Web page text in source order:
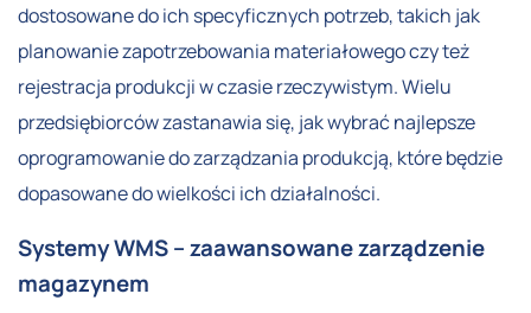
dostosowane do ich specyficznych potrzeb, takich jak
planowanie zapotrzebowania materiałowego czy też
rejestracja produkcji w czasie rzeczywistym. Wielu
przedsiębiorców zastanawia się, jak wybrać najlepsze
oprogramowanie do zarządzania produkcją, które będzie
dopasowane do wielkości ich działalności.
Systemy WMS – zaawansowane zarządzenie
magazynem